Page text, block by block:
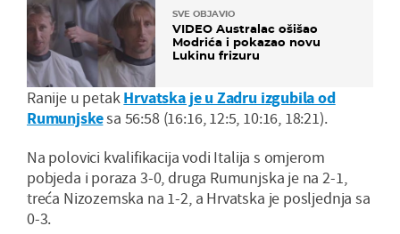
SVE OBJAVIO
VIDEO Australac ošišao
Modrića i pokazao novu
Lukinu frizuru
Ranije u petakHrvatska je u Zadru izgubila od
Rumunjskesa 56:58 (16:16, 12:5, 10:16, 18:21).
Na polovici kvalifikacija vodi Italija s omjerom
pobjeda i poraza 3-0, druga Rumunjska je na 2-1,
treća Nizozemska na 1-2, a Hrvatska je posljednja sa
0-3.